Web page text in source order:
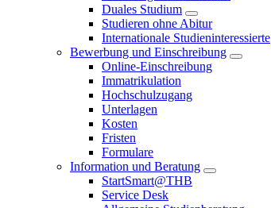
Duales Studium
Studieren ohne Abitur
Internationale Studieninteressierte
Bewerbung und Einschreibung
Online-Einschreibung
Immatrikulation
Hochschulzugang
Unterlagen
Kosten
Fristen
Formulare
Information und Beratung
StartSmart@THB
Service Desk